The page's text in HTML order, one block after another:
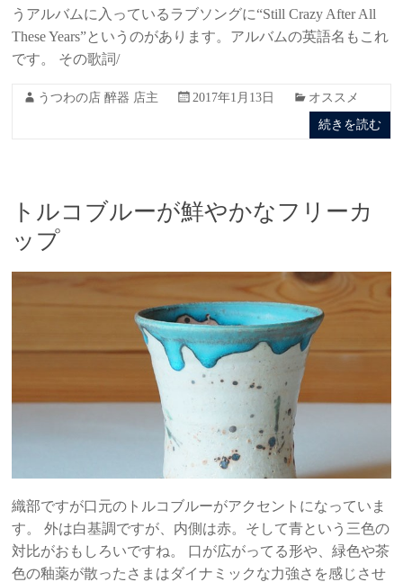
うアルバムに入っているラブソングに“Still Crazy After All
These Years”というのがあります。アルバムの英語名もこれ
です。 その歌詞/
うつわの店 醉器 店主 2017年1月13日
オススメ
続きを読む
トルコブルーが鮮やかなフリーカ
ップ
織部ですが口元のトルコブルーがアクセントになっていま
す。 外は白基調ですが、内側は赤。そして青という三色の
対比がおもしろいですね。 口が広がってる形や、緑色や茶
色の釉薬が散ったさまはダイナミックな力強さを感じさせ